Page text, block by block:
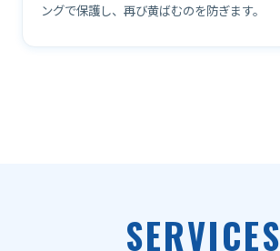
ングで保護し、再び黄ばむのを防ぎます。
SERVICES